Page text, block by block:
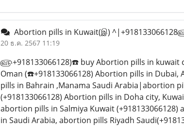
Abortion pills in Kuwait(இ)
20 ธ.ค. 2567 11:19
௵+918133066128)☎️ buy Abortion pills in kuwait
Oman (☎️+918133066128) Abortion pills in
pills in Bahrain ,Manama Saudi Arabia|abortion
(+918133066128) Abortion pills in Doha city,
abortion pills in Salmiya Kuwait
in Saudi Arabia, abortion pills Riyadh